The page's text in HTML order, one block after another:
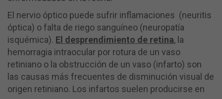
El nervio óptico puede sufrir inflamaciones (neuritis
óptica) o falta de riego sanguíneo (neuropatía
isquémica). El desprendimiento de retina, la
hemorragia intraocular por rotura de un vaso
retiniano o la obstrucción de un vaso (infarto) son
las causas más frecuentes de disminución visual de
origen retiniano. Los infartos suelen producirse en